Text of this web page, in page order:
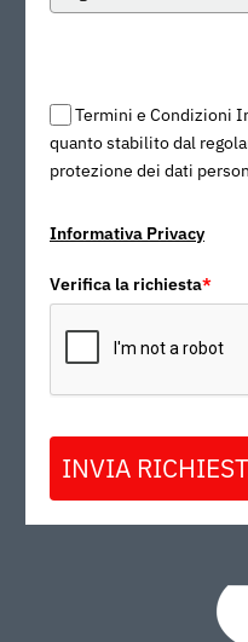
Termini e Condizioni
quanto stabilito dal
protezione dei dati
Informativa Privacy
Verifica la richiesta*
INVIA